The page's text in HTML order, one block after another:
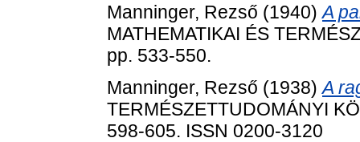
Manninger, Rezső (1940)A
MATHEMATIKAI ÉS
pp. 533-550.
Manninger, Rezső (1938)A
TERMÉSZETTUDOMÁNYI
598-605. ISSN 0200-3120